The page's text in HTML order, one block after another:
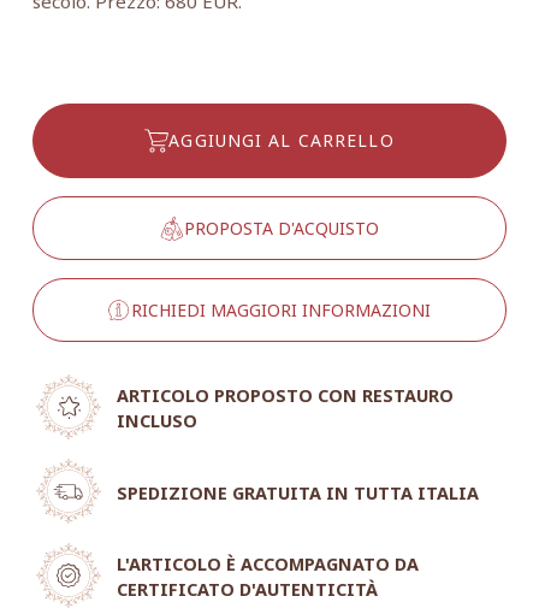
AGGIUNGI AL CARRELLO
PROPOSTA D'ACQUISTO
RICHIEDI MAGGIORI INFORMAZIONI
ARTICOLO PROPOSTO CON RESTAURO
INCLUSO
SPEDIZIONE GRATUITA IN TUTTA ITALIA
L'ARTICOLO È ACCOMPAGNATO DA
CERTIFICATO D'AUTENTICITÀ